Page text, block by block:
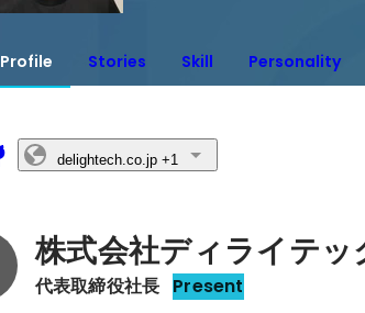
Profile Stories Skill Personality
delightech.co.jp+1
株式会社ディライテッ
代表取締役社長 Present